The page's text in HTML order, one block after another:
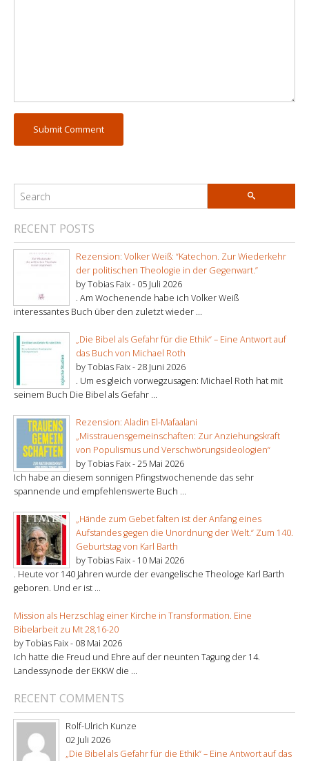
RECENT POSTS
Rezension: Volker Weiß: “Katechon. Zur Wiederkehr
der politischen Theologie in der Gegenwart.”
by Tobias Faix - 05 Juli 2026
. Am Wochenende habe ich Volker Weiß
interessantes Buch über den zuletzt wieder ...
„Die Bibel als Gefahr für die Ethik“ – Eine Antwort auf
das Buch von Michael Roth
by Tobias Faix -28 Juni 2026
. Um es gleich vorwegzusagen: Michael Roth hat mit
seinem Buch Die Bibel als Gefahr ...
Rezension: Aladin El-Mafaalani
„Misstrauensgemeinschaften: Zur Anziehungskraft
von Populismus und Verschwörungsideologien“
by Tobias Faix -25 Mai 2026
Ich habe an diesem sonnigen Pfingstwochenende das sehr
spannende und empfehlenswerte Buch ...
„Hände zum Gebet falten ist der Anfang eines
Aufstandes gegen die Unordnung der Welt.“ Zum 140.
Geburtstag von Karl Barth
by Tobias Faix - 10 Mai 2026
. Heute vor 140 Jahren wurde der evangelische Theologe Karl Barth
geboren. Und er ist ...
Mission als Herzschlag einer Kirche in Transformation. Eine
Bibelarbeit zu Mt 28,16-20
by Tobias Faix - 08 Mai 2026
Ich hatte die Freud und Ehre auf der neunten Tagung der 14.
Landessynode der EKKW die ...
RECENT COMMENTS
Rolf-Ulrich Kunze
02 Juli 2026
„Die Bibel als Gefahr für die Ethik“ – Eine Antwort auf das